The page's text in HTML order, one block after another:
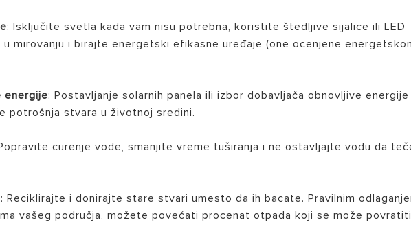
: Isključite svetla kada vam nisu potrebna, koristite štedljive sijalice ili LED
mirovanju i birajte energetski efikasne uređaje (one ocenjene
energije: Postavljanje solarnih panela ili izbor dobavljača obnovljive energije
potrošnja stvara u životnoj sredini.
curenje vode, smanjite vreme tuširanja i ne ostavljajte vodu da
: Reciklirajte i donirajte stare stvari umesto da ih bacate. Pravilnim
vašeg područja, možete povećati procenat otpada koji se može